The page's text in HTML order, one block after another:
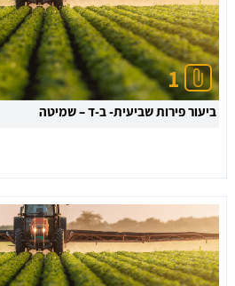
1
ביעור פירות שביעית- ב-ד – שמיטה